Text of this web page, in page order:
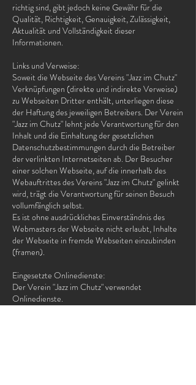
richtig sind, gibt jedoch keine Gewähr für die
Qualität, Richtigkeit, Genauigkeit, Zulässigkeit,
Aktualität und Vollständigkeit dieser
Informationen.
Links und Verweise:
Soweit die Webseite des Vereins "Jazz im Chutz"
Verknüpfungen (direkte und indirekte Verweise)
zu Webseiten Dritter enthält, unterliegen diese
der Haftung des jeweiligen Betreibers. Der Verein
"Jazz im Chutz" lehnt jede Verantwortung für den
Inhalt und die Einhaltung der gesetzlichen
Datenschutzbestimmungen durch die Betreiber
der verlinkten Internetseiten ab. Der Besucher
einer solchen Webseite, auf die innerhalb des
Webauftrittes des Vereins "Jazz im Chutz" gelinkt
wird, trägt die Verantwortung für seinen Besuch
vollumfänglich selbst.
Es ist ohne ausdrückliches Einverständnis des
Webmasters der Webseite nicht erlaubt, Inhalte
der Webseite in fremde Webseiten einzubinden
(framen).
Eingesetzte Onlinedienste:
Der Verein "Jazz im Chutz" verwendet
Onlinedienste.